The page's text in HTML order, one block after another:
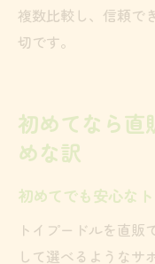
複数比較し、信頼で
切です。
初めてなら直
めな訳
初めてでも安心な
トイプードルを直販
して選べるようなサ